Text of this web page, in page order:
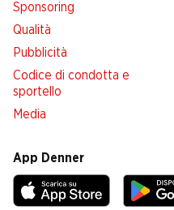
Sponsoring
Qualità
Pubblicità
Codice di condotta e
sportello
Media
App Denner